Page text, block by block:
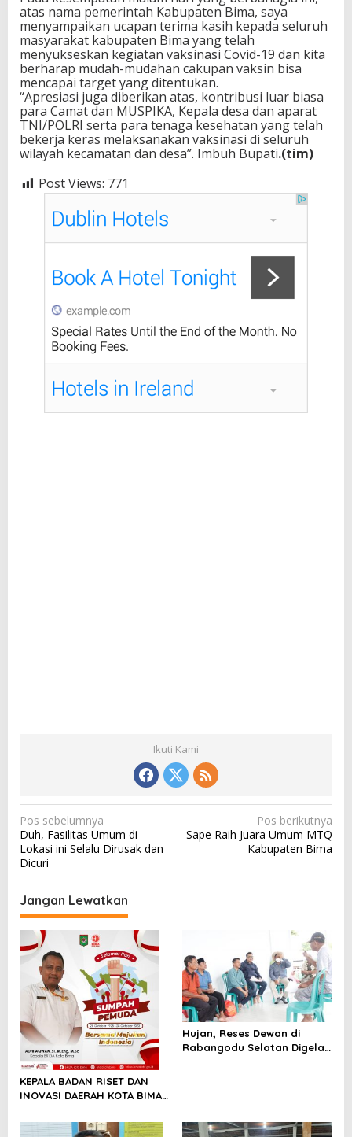
atas nama pemerintah Kabupaten Bima, saya
menyampaikan ucapan terima kasih kepada seluruh
masyarakat kabupaten Bima yang telah
menyukseskan kegiatan vaksinasi Covid-19 dan kita
berharap mudah-mudahan cakupan vaksin bisa
mencapai target yang ditentukan.
“Apresiasi juga diberikan atas, kontribusi luar biasa
para Camat dan MUSPIKA, Kepala desa dan aparat
TNI/POLRI serta para tenaga kesehatan yang telah
bekerja keras melaksanakan vaksinasi di seluruh
wilayah kecamatan dan desa”. Imbuh Bupati.(tim)
Post Views: 771
Ikuti Kami
N
a
v
g
a
s
p
o
s
Pos sebelumnya
Duh, Fasilitas Umum di
Lokasi ini Selalu Dirusak dan
Dicuri
Pos berikutnya
Sape Raih Juara Umum MTQ
Kabupaten Bima
Jangan Lewatkan
KEPALA BADAN RISET DAN
INOVASI DAERAH KOTA BIMA
HARI SUMPAH PEMUDA
Hujan, Reses Dewan di
Rabangodu Selatan Digelar